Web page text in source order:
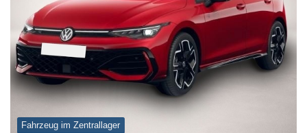
Fahrzeug im Zentrallager